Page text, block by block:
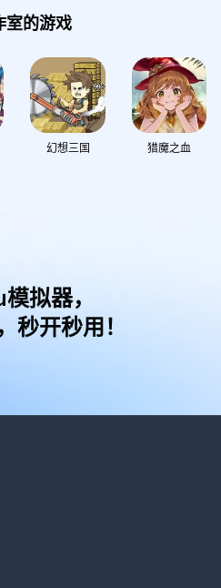
室的游戏
幻想三国 猎魔之血
拟器，
秒开秒用！